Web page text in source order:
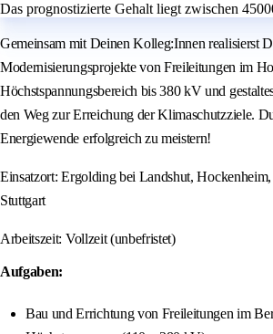
Das prognostizierte Gehalt liegt zwischen
Gemeinsam mit Deinen Kolleg:Innen realisierst
Modernisierungsprojekte von Freileitungen im
Höchstspannungsbereich bis 380 kV und
den Weg zur Erreichung der Klimaschutzziele.
Energiewende erfolgreich zu meistern!
Einsatzort: Ergolding bei Landshut,
Stuttgart
Arbeitszeit: Vollzeit (unbefristet)
Aufgaben:
Bau und Errichtung von Freileitungen im